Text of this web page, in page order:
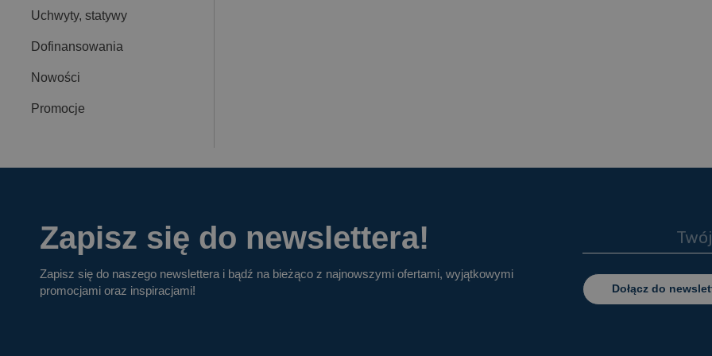
Uchwyty, statywy
Dofinansowania
Nowości
Promocje
Zapisz się do newslettera!
Zapisz się do naszego newslettera i bądź na bieżąco z najnowszymi ofertami, wyjątkowymi
promocjami oraz inspiracjami!
Dołącz do